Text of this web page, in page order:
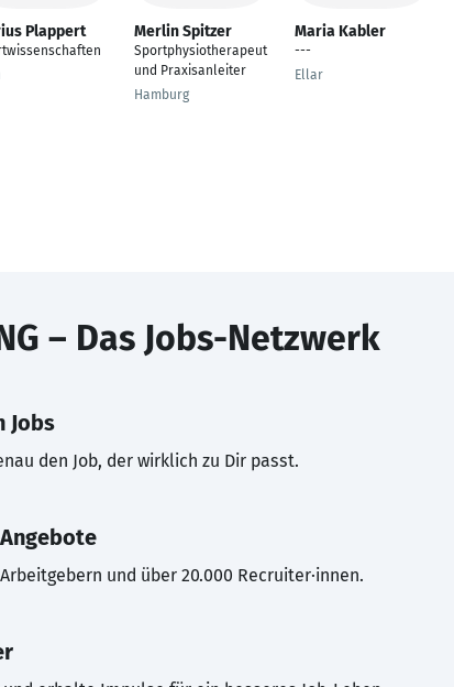
Plappert Merlin Spitzer
Sportphysiotherapeut
und Praxisanleiter
Hamburg
Maria Kabler
---
Ellar
– Das Jobs-Netzwerk
Jobs
den Job, der wirklich zu Dir passt.
und über 20.000 Recruiter·innen.